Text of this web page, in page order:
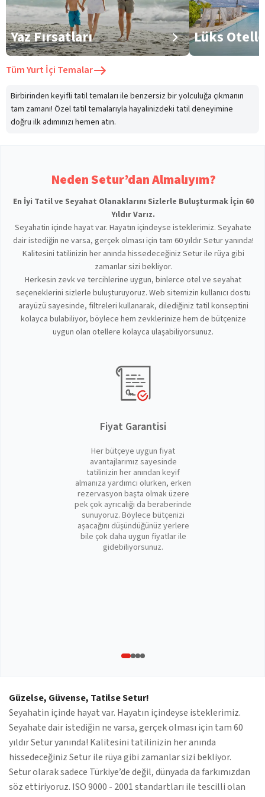
Yaz Fırsatları Lüks
TümYurt İçi Temalar
Birbirinden keyifli tatil temaları ile benzersiz bir yolculuğa çıkmanın
tam zamanı! Özel tatil temalarıyla hayalinizdeki tatil deneyimine
doğru ilk adımınızı hemen atın.
Neden Setur’dan Almalıyım?
En İyi Tatil ve Seyahat Olanaklarını Sizlerle Buluşturmak İçin 60
Yıldır Varız.
Seyahatin içinde hayat var. Hayatın içindeyse isteklerimiz. Seyahate
dair istediğin ne varsa, gerçek olması için tam 60 yıldır Setur yanında!
Kalitesini tatilinizin her anında hissedeceğiniz Setur ile rüya gibi
zamanlar sizi bekliyor.
Herkesin zevk ve tercihlerine uygun, binlerce otel ve seyahat
seçeneklerini sizlerle buluşturuyoruz. Web sitemizin kullanıcı dostu
arayüzü sayesinde, filtreleri kullanarak, dilediğiniz tatil konseptini
kolayca bulabiliyor, böylece hem zevklerinize hem de bütçenize
uygun olan otellere kolayca ulaşabiliyorsunuz.
Fiyat Garantisi
Her bütçeye uygun fiyat
avantajlarımız sayesinde
tatilinizin her anından keyif
almanıza yardımcı olurken, erken
rezervasyon başta olmak üzere
pek çok ayrıcalığı da beraberinde
sunuyoruz. Böylece bütçenizi
aşacağını düşündüğünüz yerlere
bile çok daha uygun fiyatlar ile
gidebiliyorsunuz.
Güzelse, Güvense, Tatilse Setur!
Seyahatin içinde hayat var. Hayatın içindeyse isteklerimiz.
Seyahate dair istediğin ne varsa, gerçek olması için tam 60
yıldır Setur yanında! Kalitesini tatilinizin her anında
hissedeceğiniz Setur ile rüya gibi zamanlar sizi bekliyor.
Setur olarak sadece Türkiye’de değil, dünyada da farkımızdan
söz ettiriyoruz. ISO 9000 - 2001 standartları ile tescilli olan